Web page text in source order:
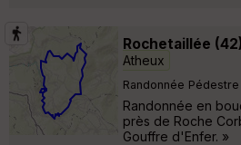
Rochetaillée (42)
Atheux
Randonnée Pédestre
Randonnée en
près de Roche
Gouffre d'Enfer. »